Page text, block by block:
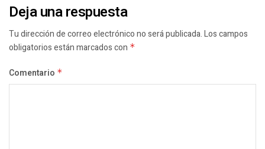
Deja una respuesta
Tu dirección de correo electrónico no será publicada.Los campos
obligatorios están marcados con *
Comentario *